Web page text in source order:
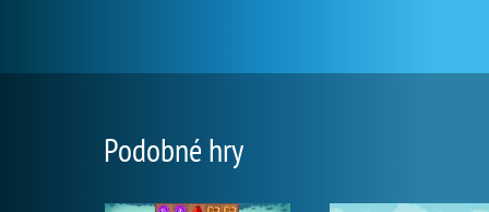
Podobné hry